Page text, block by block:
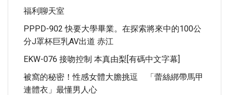
福利聊天室
PPPD-902 快要大學畢業。在探索將來中的100公
分J罩杯巨乳AV出道 赤江
EKW-076 接吻控制 本真由梨[有碼中文字幕]
被窩的秘密！性感女體大膽挑逗 「蕾絲綁帶馬甲
連體衣」最懂男人心